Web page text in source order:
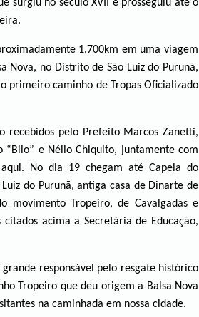
surgiu no século XVII e prosseguiu até o
1.700km em uma viagem
Nova, no Distrito de São Luiz do Purunã,
primeiro caminho de Tropas Oficializado
recebidos pelo Prefeito Marcos Zanetti,
“Bilo” e Nélio Chiquito, juntamente com
No dia 19 chegam até Capela do
do Purunã, antiga casa de Dinarte de
movimento Tropeiro, de Cavalgadas e
acima a Secretária de Educação,
responsável pelo resgate histórico
Tropeiro que deu origem a Balsa Nova
na caminhada em nossa cidade.